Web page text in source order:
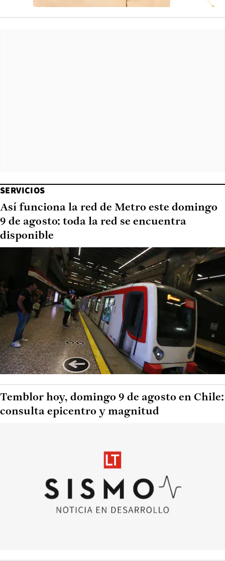
SERVICIOS
Así funciona la red de Metro este domingo
9 de agosto: toda la red se encuentra
disponible
Temblor hoy, domingo 9 de agosto en Chile:
consulta epicentro y magnitud